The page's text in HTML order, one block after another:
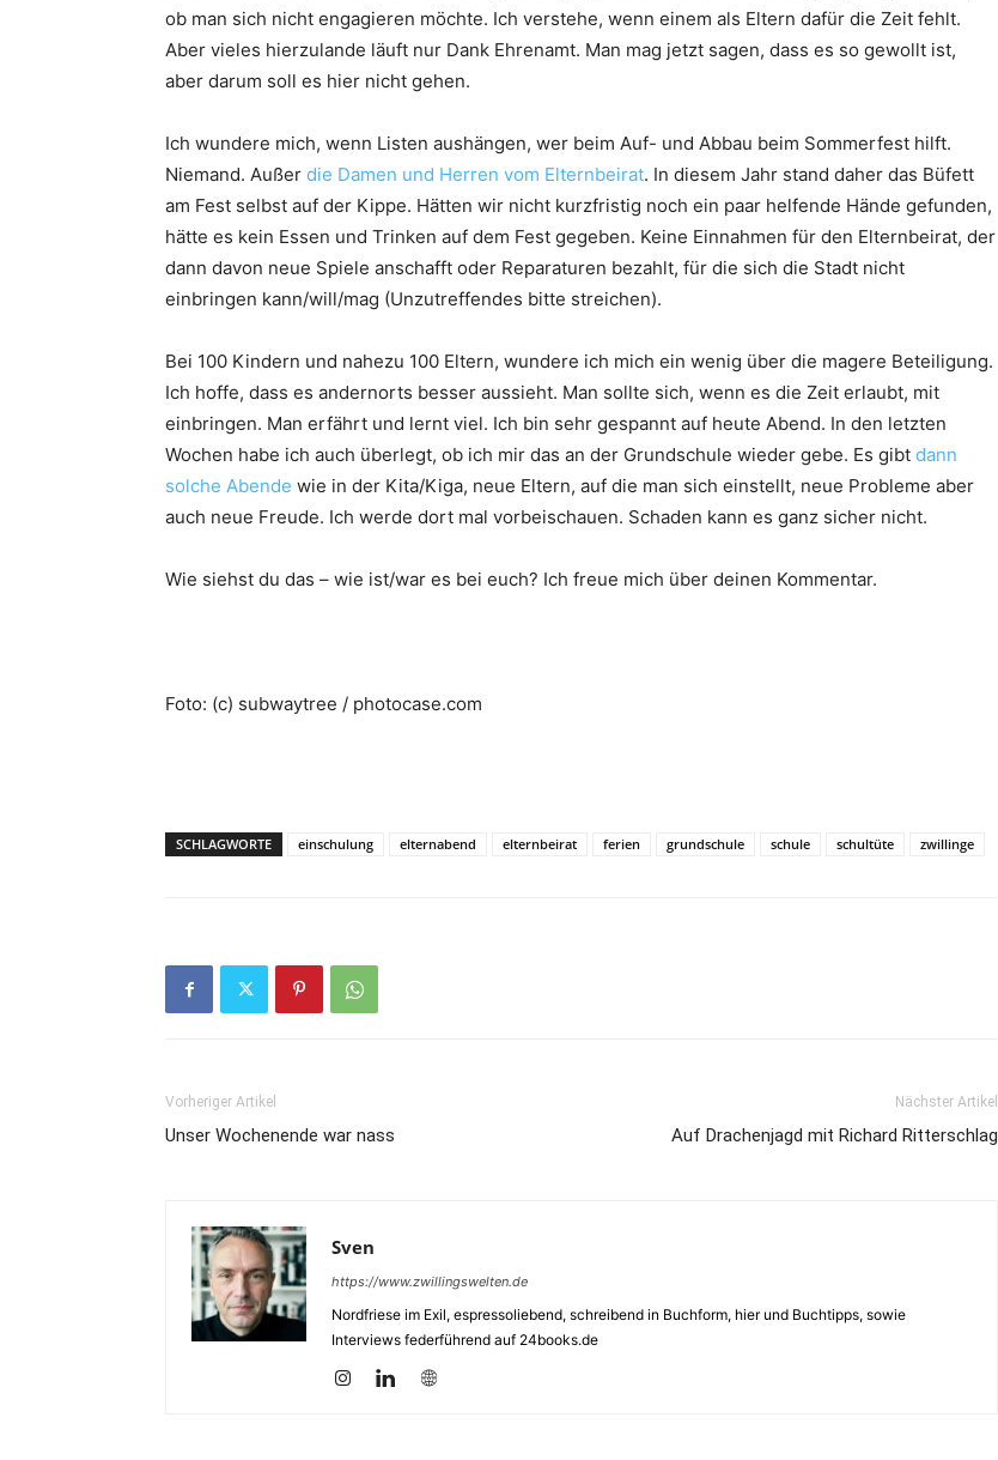
ob man sich nicht engagieren möchte. Ich verstehe, wenn einem als Eltern dafür die Zeit fehlt.
Aber vieles hierzulande läuft nur Dank Ehrenamt. Man mag jetzt sagen, dass es so gewollt ist,
aber darum soll es hier nicht gehen.
Ich wundere mich, wenn Listen aushängen, wer beim Auf- und Abbau beim Sommerfest hilft.
Niemand. Außer die Damen und Herren vom Elternbeirat. In diesem Jahr stand daher das Büfett
am Fest selbst auf der Kippe. Hätten wir nicht kurzfristig noch ein paar helfende Hände gefunden,
hätte es kein Essen und Trinken auf dem Fest gegeben. Keine Einnahmen für den Elternbeirat, der
dann davon neue Spiele anschafft oder Reparaturen bezahlt, für die sich die Stadt nicht
einbringen kann/will/mag (Unzutreffendes bitte streichen).
Bei 100 Kindern und nahezu 100 Eltern, wundere ich mich ein wenig über die magere Beteiligung.
Ich hoffe, dass es andernorts besser aussieht. Man sollte sich, wenn es die Zeit erlaubt, mit
einbringen. Man erfährt und lernt viel. Ich bin sehr gespannt auf heute Abend. In den letzten
Wochen habe ich auch überlegt, ob ich mir das an der Grundschule wieder gebe. Es gibt dann
solche Abende wie in der Kita/Kiga, neue Eltern, auf die man sich einstellt, neue Probleme aber
auch neue Freude. Ich werde dort mal vorbeischauen. Schaden kann es ganz sicher nicht.
Wie siehst du das – wie ist/war es bei euch? Ich freue mich über deinen Kommentar.
Foto: (c) subwaytree / photocase.com
SCHLAGWORTE einschulung elternabend elternbeirat ferien grundschule schule schultüte zwillinge
Vorheriger Artikel
Unser Wochenende war nass
Nächster Artikel
Auf Drachenjagd mit Richard Ritterschlag
Sven
https://www.zwillingswelten.de
Nordfriese im Exil, espressoliebend, schreibend in Buchform, hier und Buchtipps, sowie
Interviews federführend auf 24books.de